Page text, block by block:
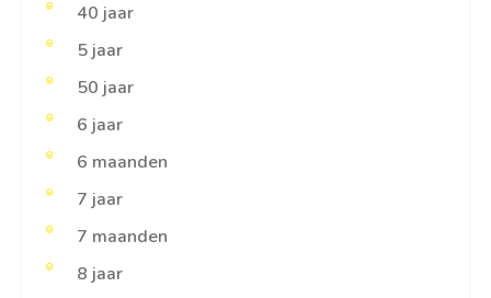
40 jaar
5 jaar
50 jaar
6 jaar
6 maanden
7 jaar
7 maanden
8 jaar